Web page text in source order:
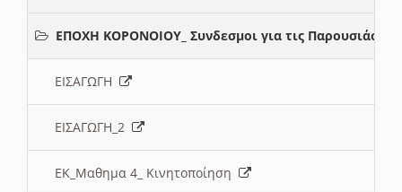
ΕΠΟΧΗ ΚΟΡΟΝΟΙΟΥ_ Συνδεσμοι για τις Παρουσιάσεις
ΕΙΣΑΓΩΓΗ
ΕΙΣΑΓΩΓΗ_2
ΕΚ_Μαθημα 4_ Κινητοποίηση